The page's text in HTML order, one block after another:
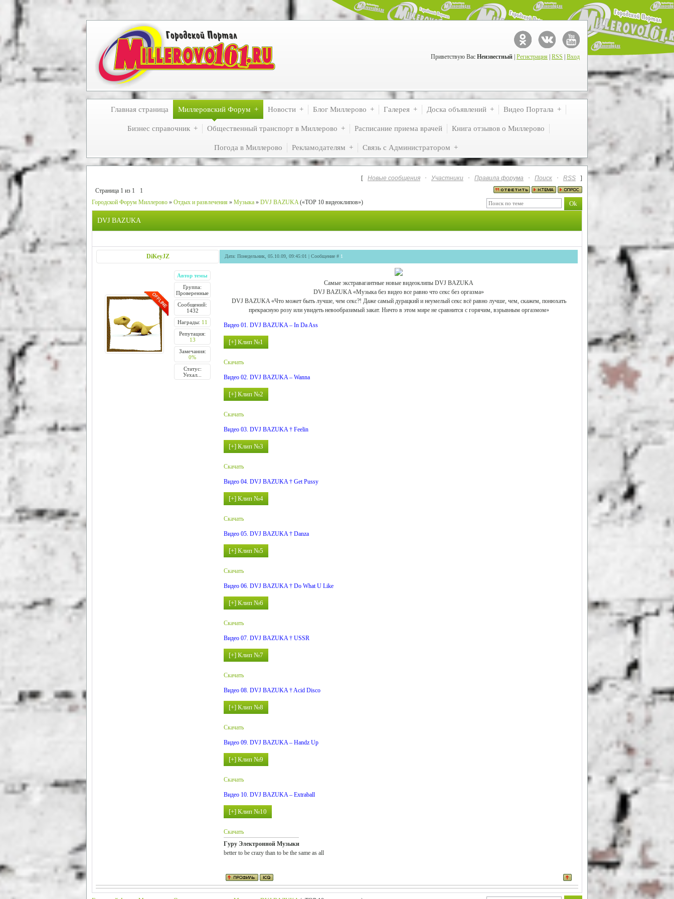
Приветствую Вас Неизвестный Регистрация RSS Вход
Главная страница Миллеровский Форум Новости Блог Миллерово Галерея Доска объявлений Видео Портала
Бизнес справочник Общественный транспорт в Миллерово Расписание приема врачей Книга отзывов о Миллерово
Погода в Миллерово Рекламодателям Связь с Администратором
[ Новые сообщения · Участники · Правила форума · Поиск · RSS
]
Страница 1 из 1
1
Городской Форум Миллерово » Отдых и развлечения » Музыка » DVJ BAZUKA («TOP 10 видеоклипов»)
DVJ BAZUKA
DiKeyJZ Дата: Понедельник, 05.10.09, 09:45:01 | Сообщение # 1
Автор темы
Группа:
Проверенные
Сообщений:
1432
Награды: 11
Репутация:
13
Замечания:
0%
Статус:
Уехал...
Cамые экстравагантные новые видеоклипы DVJ BAZUKA
DVJ BAZUKA «Музыка без видео все равно что секс без оргазма»
DVJ BAZUKA «Что может быть лучше, чем секс?! Даже самый дурацкий и неумелый секс всё равно лучше, чем, скажем, понюхать
прекрасную розу или увидеть невообразимый закат. Ничто в этом мире не сравнится с горячим, взрывным оргазмом»
Видео 01. DVJ BAZUKA – In Da Ass
Скачать
Видео 02. DVJ BAZUKA – Wanna
Скачать
Видео 03. DVJ BAZUKA † Feelin
Скачать
Видео 04. DVJ BAZUKA † Get Pussy
Скачать
Видео 05. DVJ BAZUKA † Danza
Скачать
Видео 06. DVJ BAZUKA † Do What U Like
Скачать
Видео 07. DVJ BAZUKA † USSR
Скачать
Видео 08. DVJ BAZUKA † Acid Disco
Скачать
Видео 09. DVJ BAZUKA – Handz Up
Скачать
Видео 10. DVJ BAZUKA – Extraball
Скачать
Гуру Электронной Музыки
better to be crazy than to be the same as all